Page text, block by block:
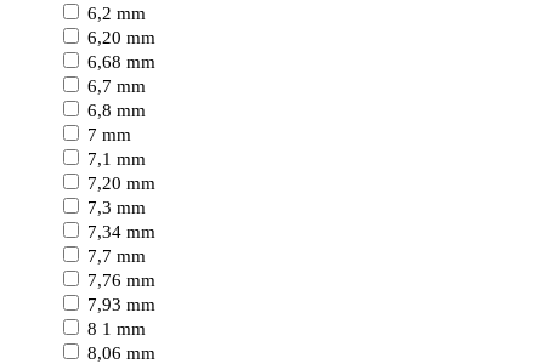
6,2 mm
6,20 mm
6,68 mm
6,7 mm
6,8 mm
7 mm
7,1 mm
7,20 mm
7,3 mm
7,34 mm
7,7 mm
7,76 mm
7,93 mm
8 1 mm
8,06 mm